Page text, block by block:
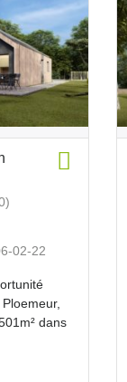
02-22
dans